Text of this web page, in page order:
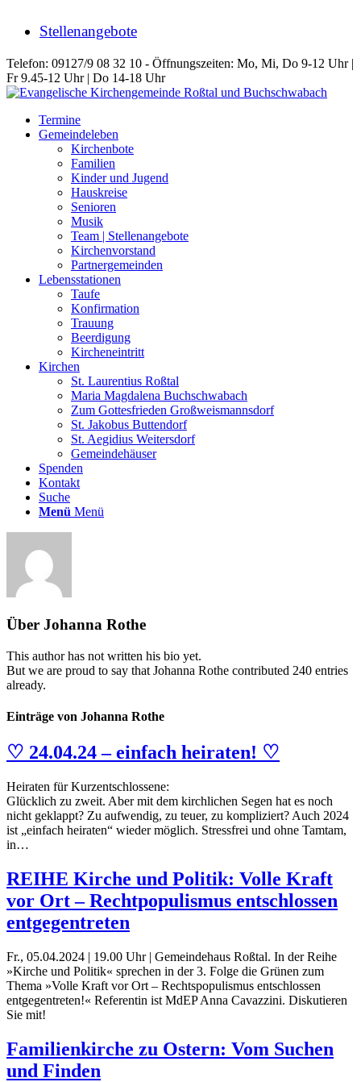
Stellenangebote
Telefon: 09127/9 08 32 10 - Öffnungszeiten: Mo, Mi, Do 9-12 Uhr |
Fr 9.45-12 Uhr | Do 14-18 Uhr
Termine
Gemeindeleben
Kirchenbote
Familien
Kinder und Jugend
Hauskreise
Senioren
Musik
Team | Stellenangebote
Kirchenvorstand
Partnergemeinden
Lebensstationen
Taufe
Konfirmation
Trauung
Beerdigung
Kircheneintritt
Kirchen
St. Laurentius Roßtal
Maria Magdalena Buchschwabach
Zum Gottesfrieden Großweismannsdorf
St. Jakobus Buttendorf
St. Aegidius Weitersdorf
Gemeindehäuser
Spenden
Kontakt
Suche
Menü Menü
Über Johanna Rothe
This author has not written his bio yet.
But we are proud to say that Johanna Rothe contributed 240 entries
already.
Einträge von Johanna Rothe
♡ 24.04.24 – einfach heiraten! ♡
Heiraten für Kurzentschlossene:
Glücklich zu zweit. Aber mit dem kirchlichen Segen hat es noch
nicht geklappt? Zu aufwendig, zu teuer, zu kompliziert? Auch 2024
ist „einfach heiraten“ wieder möglich. Stressfrei und ohne Tamtam,
in…
REIHE Kirche und Politik: Volle Kraft
vor Ort – Rechtpopulismus entschlossen
entgegentreten
Fr., 05.04.2024 | 19.00 Uhr | Gemeindehaus Roßtal. In der Reihe
»Kirche und Politik« sprechen in der 3. Folge die Grünen zum
Thema »Volle Kraft vor Ort – Rechtspopulismus entschlossen
entgegentreten!« Referentin ist MdEP Anna Cavazzini. Diskutieren
Sie mit!
Familienkirche zu Ostern: Vom Suchen
und Finden